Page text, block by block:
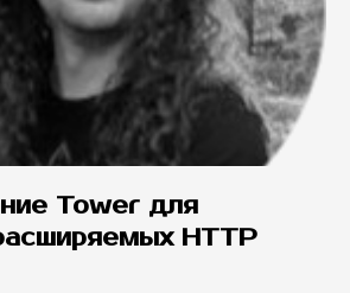
Tower для
HTTP